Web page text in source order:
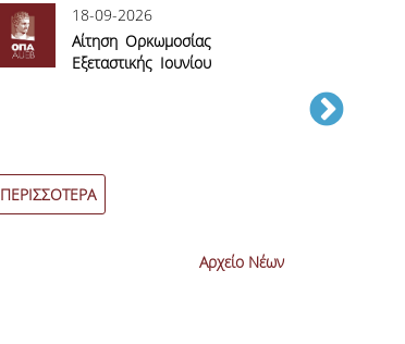
18-09-2026
Αίτηση Ορκωμοσίας
Εξεταστικής Ιουνίου
ΠΕΡΙΣΣΟΤΕΡΑ
Ιουνίου 2026
Αρχείο Νέων